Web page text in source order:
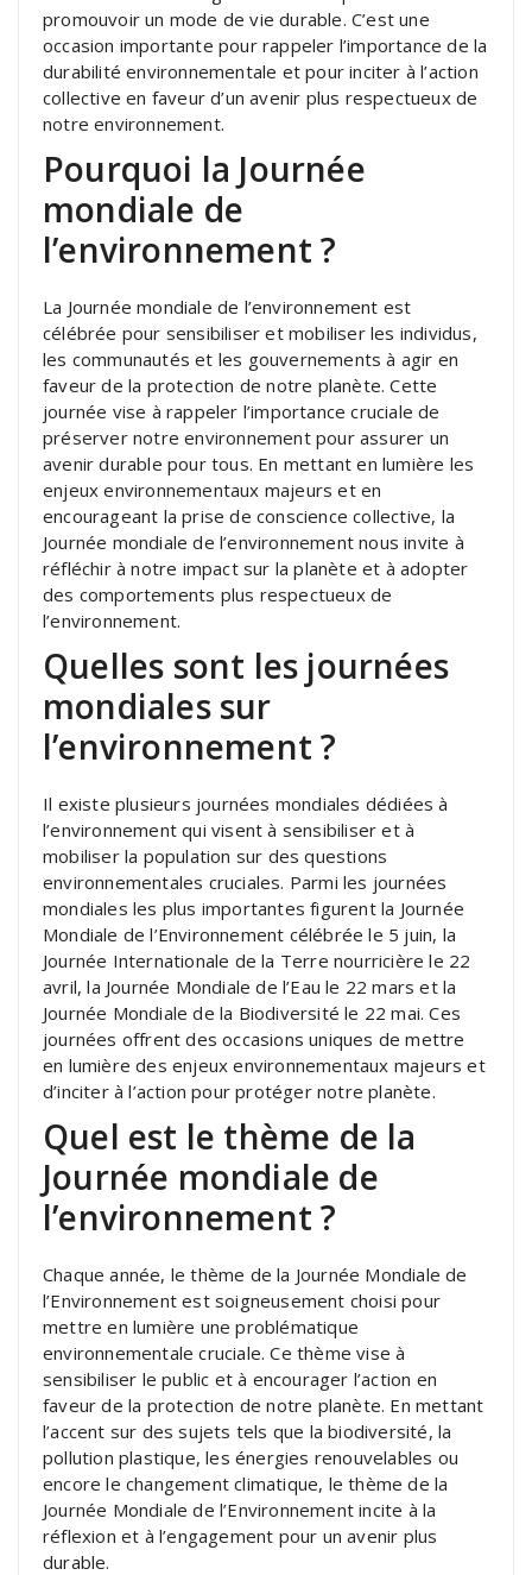
promouvoir un mode de vie durable. C’est une
occasion importante pour rappeler l’importance de la
durabilité environnementale et pour inciter à l’action
collective en faveur d’un avenir plus respectueux de
notre environnement.
Pourquoi la Journée
mondiale de
l’environnement ?
La Journée mondiale de l’environnement est
célébrée pour sensibiliser et mobiliser les individus,
les communautés et les gouvernements à agir en
faveur de la protection de notre planète. Cette
journée vise à rappeler l’importance cruciale de
préserver notre environnement pour assurer un
avenir durable pour tous. En mettant en lumière les
enjeux environnementaux majeurs et en
encourageant la prise de conscience collective, la
Journée mondiale de l’environnement nous invite à
réfléchir à notre impact sur la planète et à adopter
des comportements plus respectueux de
l’environnement.
Quelles sont les journées
mondiales sur
l’environnement ?
Il existe plusieurs journées mondiales dédiées à
l’environnement qui visent à sensibiliser et à
mobiliser la population sur des questions
environnementales cruciales. Parmi les journées
mondiales les plus importantes figurent la Journée
Mondiale de l’Environnement célébrée le 5 juin, la
Journée Internationale de la Terre nourricière le 22
avril, la Journée Mondiale de l’Eau le 22 mars et la
Journée Mondiale de la Biodiversité le 22 mai. Ces
journées offrent des occasions uniques de mettre
en lumière des enjeux environnementaux majeurs et
d’inciter à l’action pour protéger notre planète.
Quel est le thème de la
Journée mondiale de
l’environnement ?
Chaque année, le thème de la Journée Mondiale de
l’Environnement est soigneusement choisi pour
mettre en lumière une problématique
environnementale cruciale. Ce thème vise à
sensibiliser le public et à encourager l’action en
faveur de la protection de notre planète. En mettant
l’accent sur des sujets tels que la biodiversité, la
pollution plastique, les énergies renouvelables ou
encore le changement climatique, le thème de la
Journée Mondiale de l’Environnement incite à la
réflexion et à l’engagement pour un avenir plus
durable.